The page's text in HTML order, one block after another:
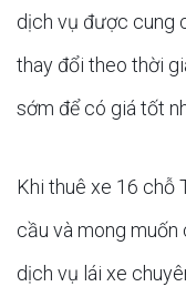
dịch vụ được cung
thay đổi theo thời
sớm để có giá tốt
Khi thuê xe 16 chỗ
cầu và mong muốn
dịch vụ lái xe